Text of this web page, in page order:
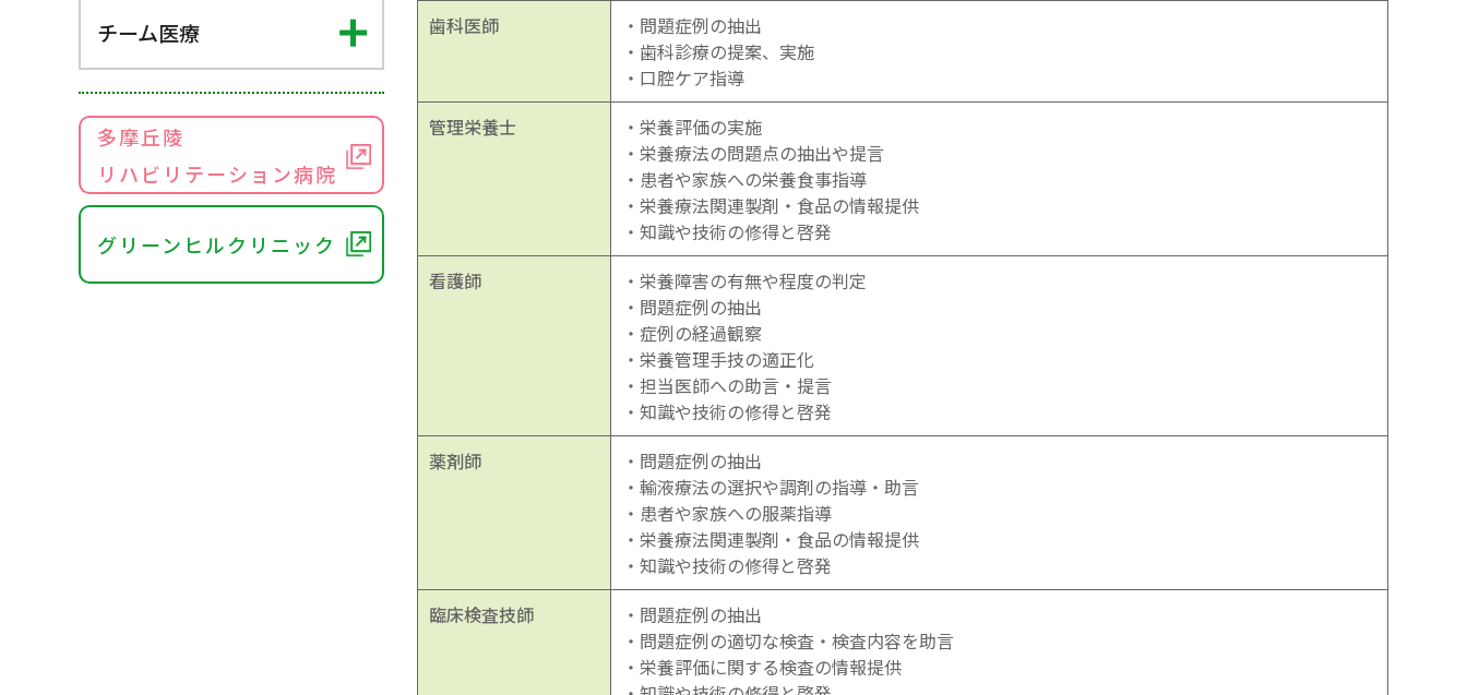
チーム医療
多摩丘陵
リハビリテーション病院
グリーンヒルクリニック
歯科医師
・問題症例の抽出
・歯科診療の提案、実施
・口腔ケア指導
管理栄養士
・栄養評価の実施
・栄養療法の問題点の抽出や提言
・患者や家族への栄養食事指導
・栄養療法関連製剤・食品の情報提供
・知識や技術の修得と啓発
看護師
・栄養障害の有無や程度の判定
・問題症例の抽出
・症例の経過観察
・栄養管理手技の適正化
・担当医師への助言・提言
・知識や技術の修得と啓発
薬剤師
・問題症例の抽出
・輸液療法の選択や調剤の指導・助言
・患者や家族への服薬指導
・栄養療法関連製剤・食品の情報提供
・知識や技術の修得と啓発
臨床検査技師
・問題症例の抽出
・問題症例の適切な検査・検査内容を助言
・栄養評価に関する検査の情報提供